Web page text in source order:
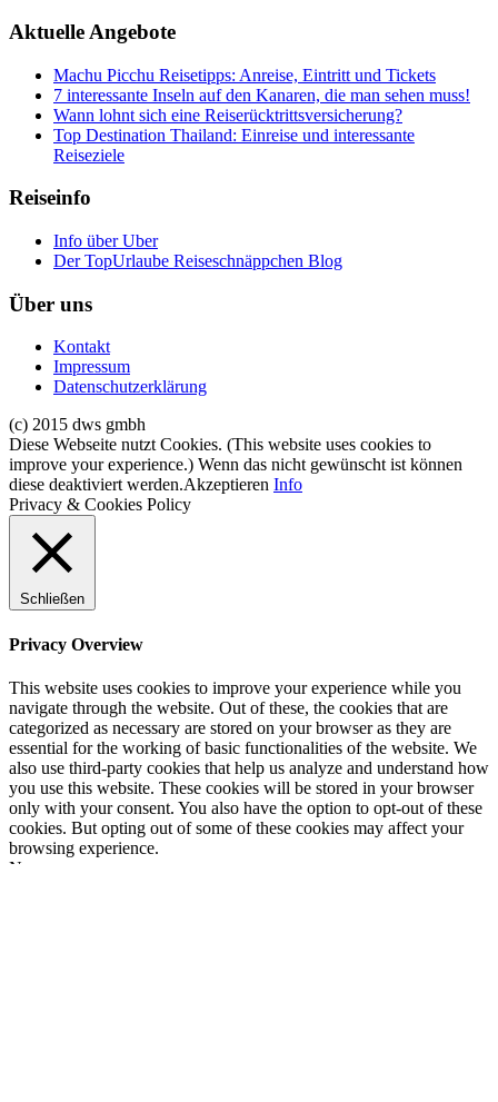
Aktuelle Angebote
Machu Picchu Reisetipps: Anreise, Eintritt und Tickets
7 interessante Inseln auf den Kanaren, die man sehen muss!
Wann lohnt sich eine Reiserücktrittsversicherung?
Top Destination Thailand: Einreise und interessante
Reiseziele
Reiseinfo
Info über Uber
Der TopUrlaube Reiseschnäppchen Blog
Über uns
Kontakt
Impressum
Datenschutzerklärung
(c) 2015 dws gmbh
Diese Webseite nutzt Cookies. (This website uses cookies to
improve your experience.) Wenn das nicht gewünscht ist können
diese deaktiviert werden.Akzeptieren Info
Privacy & Cookies Policy
Schließen
Privacy Overview
This website uses cookies to improve your experience while you
navigate through the website. Out of these, the cookies that are
categorized as necessary are stored on your browser as they are
essential for the working of basic functionalities of the website. We
also use third-party cookies that help us analyze and understand how
you use this website. These cookies will be stored in your browser
only with your consent. You also have the option to opt-out of these
cookies. But opting out of some of these cookies may affect your
browsing experience.
Necessary